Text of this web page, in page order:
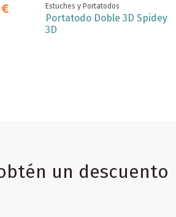
Estuches y Portatodos
Portatodo Doble 3D Spidey
3D
un descuento